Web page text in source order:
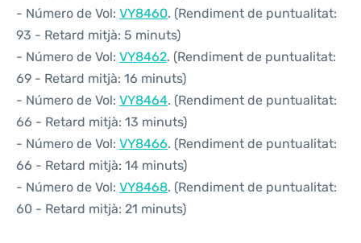
- Número de Vol: VY8460. (Rendiment de puntualitat:
93 - Retard mitjà: 5 minuts)
- Número de Vol: VY8462. (Rendiment de puntualitat:
69 - Retard mitjà: 16 minuts)
- Número de Vol: VY8464. (Rendiment de puntualitat:
66 - Retard mitjà: 13 minuts)
- Número de Vol: VY8466. (Rendiment de puntualitat:
66 - Retard mitjà: 14 minuts)
- Número de Vol: VY8468. (Rendiment de puntualitat:
60 - Retard mitjà: 21 minuts)